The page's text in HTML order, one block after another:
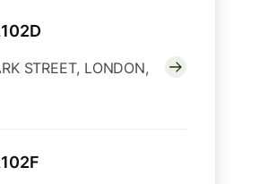
STREET, LONDON,